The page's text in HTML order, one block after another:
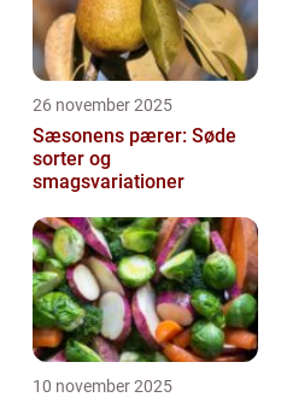
26 november 2025
Sæsonens pærer: Søde
sorter og
smagsvariationer
10 november 2025